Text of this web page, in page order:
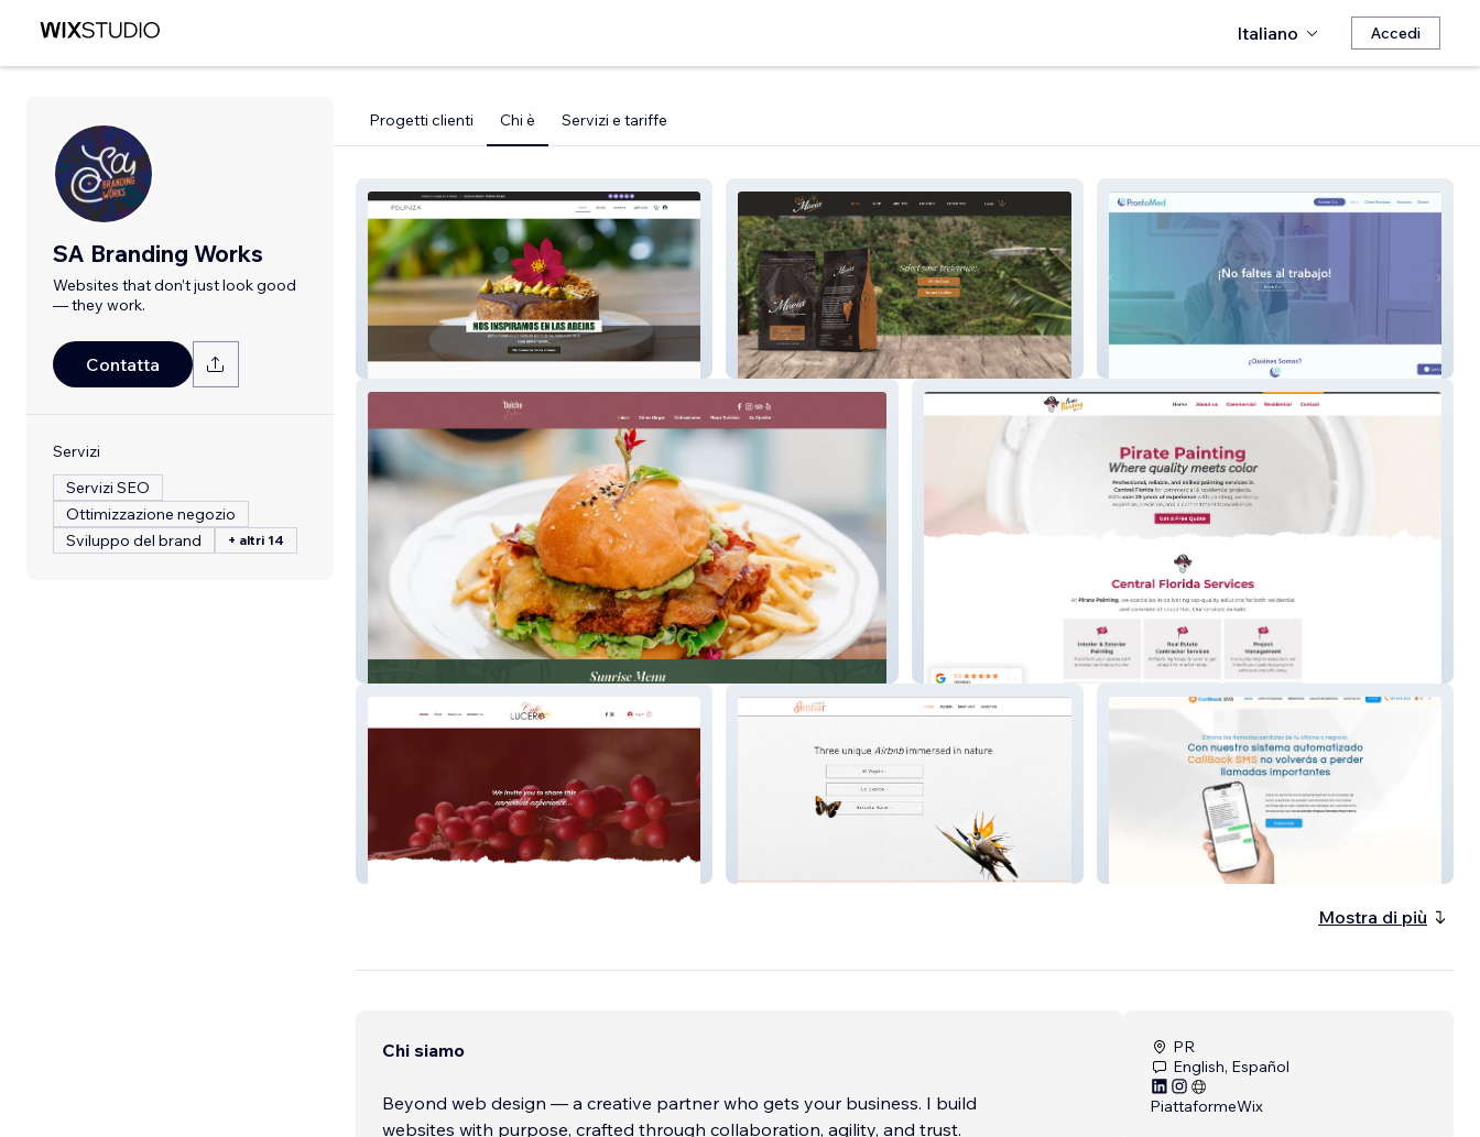
Italiano Accedi
SA Branding Works
Websites that don’t just look good
— they work.
Contatta
Servizi
Servizi SEO
Ottimizzazione negozio
Sviluppo del brand
+ altri 14
Progetti clienti Chi è Servizi e tariffe
Poliniza Café Mireia
Café Lucero Callback SMS - Televoz
Mostra di più
Chi siamo
Beyond web design — a creative partner who gets your business. I build
websites with purpose, crafted through collaboration, agility, and trust.
PR
English, Español
PiattaformeWix